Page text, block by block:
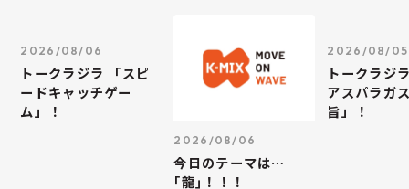
2026/08/06
トークラジラ 「スピ
ードキャッチゲー
ム」！
2026/08/06
今日のテーマは…
｢龍｣！！！
2026/08/05
トークラジ
アスパラガ
旨」！